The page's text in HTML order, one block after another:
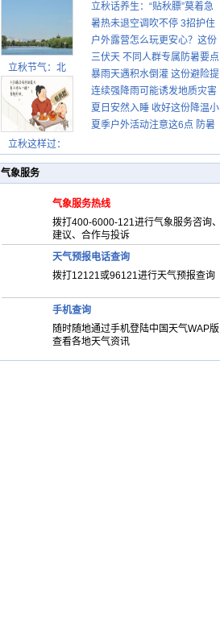
立秋节气：北
立秋这样过：
立秋话养生：“贴秋膘”莫着急
先清暑再防燥
暑热未退空调吹不停 3招护住
肩颈不酸痛
户外露营怎么玩更安心？这份
攻略请收好
三伏天 不同人群专属防暑要点
请收好
暴雨天遇积水倒灌 这份避险提
示请收好
连续强降雨可能诱发地质灾害
这些前兆要知道
夏日安然入睡 收好这份降温小
贴士
夏季户外活动注意这6点 防暑
气象服务
气象服务热线
拨打400-6000-121进行气象服务咨询、
建议、合作与投诉
天气预报电话查询
拨打12121或96121进行天气预报查询
手机查询
随时随地通过手机登陆中国天气WAP版
查看各地天气资讯